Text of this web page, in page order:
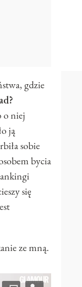
gdzie
o niej
ją
sobie
bycia
się
ze mną.